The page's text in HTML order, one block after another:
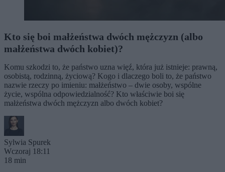
Kto się boi małżeństwa dwóch mężczyzn (albo
małżeństwa dwóch kobiet)?
Komu szkodzi to, że państwo uzna więź, która już istnieje: prawną,
osobistą, rodzinną, życiową? Kogo i dlaczego boli to, że państwo
nazwie rzeczy po imieniu: małżeństwo – dwie osoby, wspólne
życie, wspólna odpowiedzialność? Kto właściwie boi się
małżeństwa dwóch mężczyzn albo dwóch kobiet?
Sylwia Spurek
Wczoraj 18:11
18 min